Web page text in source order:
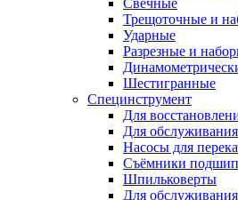
Свечные
Трещоточные и
Ударные
Разрезные и
Шестигранные
Специнструмент
Для
Для
Насосы для
Съёмники
Шпильковерты
Для